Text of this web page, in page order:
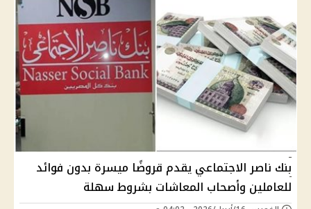
بنك ناصر الاجتماعي يقدم قروضًا ميسرة بدون فوائد
للعاملين وأصحاب المعاشات بشروط سهلة